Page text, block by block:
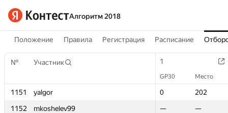
Алгоритм 2018
Положение Правила Регистрация Расписание
№ Участник 1
GP30 Место
1151 yalgor 0
202
1152
mkoshelev99 —
—
№ Участник 1
GP30 Место
1151 yalgor 0
202
1152
mkoshelev99 —
—